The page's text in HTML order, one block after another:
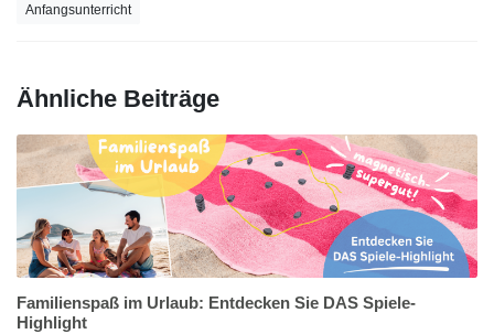
Anfangsunterricht
Ähnliche Beiträge
Familienspaß im Urlaub: Entdecken Sie DAS Spiele-
Highlight